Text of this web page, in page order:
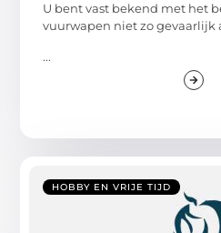
U bent vast bekend met het
vuurwapen niet zo gevaarlijk
...
HOBBY EN VRIJE TIJD